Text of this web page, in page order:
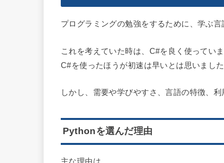
プログラミングの勉強をするために、学ぶ言
これを考えていた時は、C#を良く使ってい
C#を使ったほうが初速は早いとは思いました
しかし、需要や学びやすさ、言語の特徴、
Pythonを選んだ理由
主な理由は、